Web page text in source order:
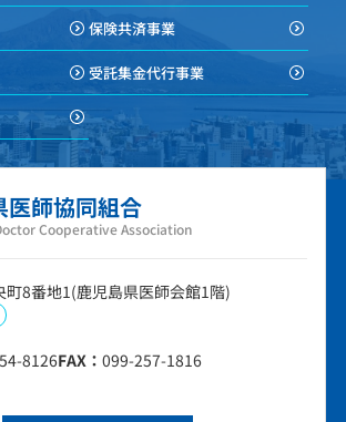
保険共済事業
受託集金代行事業
医師協同組合
Cooperative Association
町8番地1(鹿児島県医師会館1階)
8126FAX： 099-257-1816